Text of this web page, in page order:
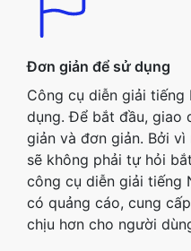
Đơn giản để sử dụng
Công cụ diễn giải
dụng. Để bắt đầu, giao
giản và đơn giản. Bởi
sẽ không phải tự hỏi
công cụ diễn giải tiếng
có quảng cáo, cung
chịu hơn cho người